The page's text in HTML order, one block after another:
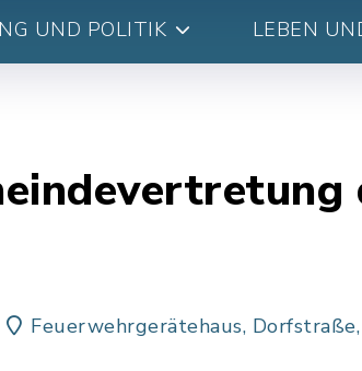
UND POLITIK LEBEN
Feuerwehrgerätehaus,